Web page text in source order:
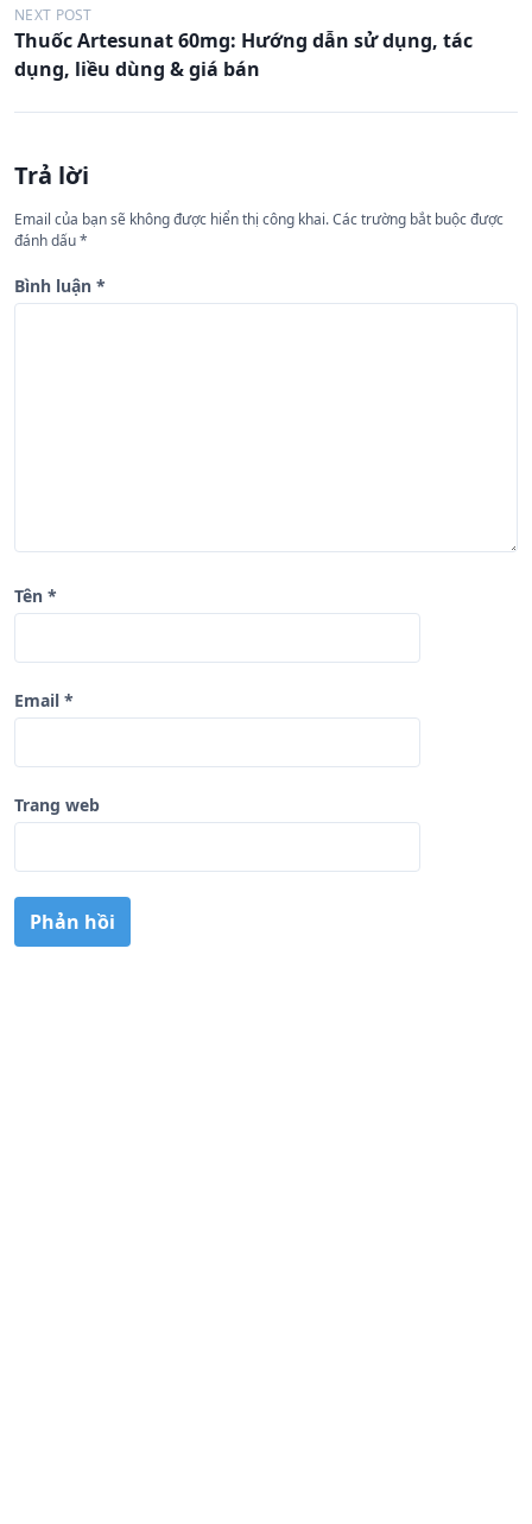
u
h
ư
n
b
à
i
NEXT POST
Thuốc Artesunat 60mg: Hướng dẫn sử dụng, tác
dụng, liều dùng & giá bán
Trả lời
Email của bạn sẽ không được hiển thị công khai.Các trường bắt buộc được
đánh dấu*
Bình luận *
Tên *
Email *
Trang web